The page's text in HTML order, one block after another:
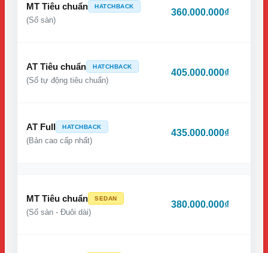
MT Tiêu chuẩn HATCHBACK
(Số sàn)
360.000.000₫
AT Tiêu chuẩn HATCHBACK
(Số tự động tiêu chuẩn)
405.000.000₫
AT Full HATCHBACK
(Bản cao cấp nhất)
435.000.000₫
MT Tiêu chuẩn SEDAN
(Số sàn - Đuôi dài)
380.000.000₫